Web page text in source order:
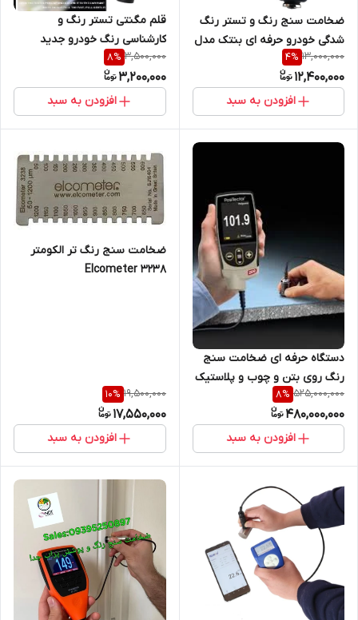
ضخامت سنج رنگ و تستر رنگ
شدگی خودرو حرفه ای بنتک مدل
GT235 ( نمایندگی اصلی جوش
آزما تجهیز)
13,000,000
4%
12,400,000
افزودن به سبد
قلم مگنتی تستر رنگ و
کارشناسی رنگ خودرو جدید
اتولاک ( نمایندگی اصلی جوش
آزما تجهیز 09120741826)
3,500,000
8%
3,200,000
افزودن به سبد
دستگاه حرفه ای ضخامت سنج
رنگ روی بتن و چوب و پلاستیک
ساخت کمپانی دفلسکو آمریکا
مدل PosiTector 200D
525,000,000
8%
480,000,000
افزودن به سبد
ضخامت سنج رنگ تر الکومتر
Elcometer 3238
19,500,000
10%
17,550,000
افزودن به سبد